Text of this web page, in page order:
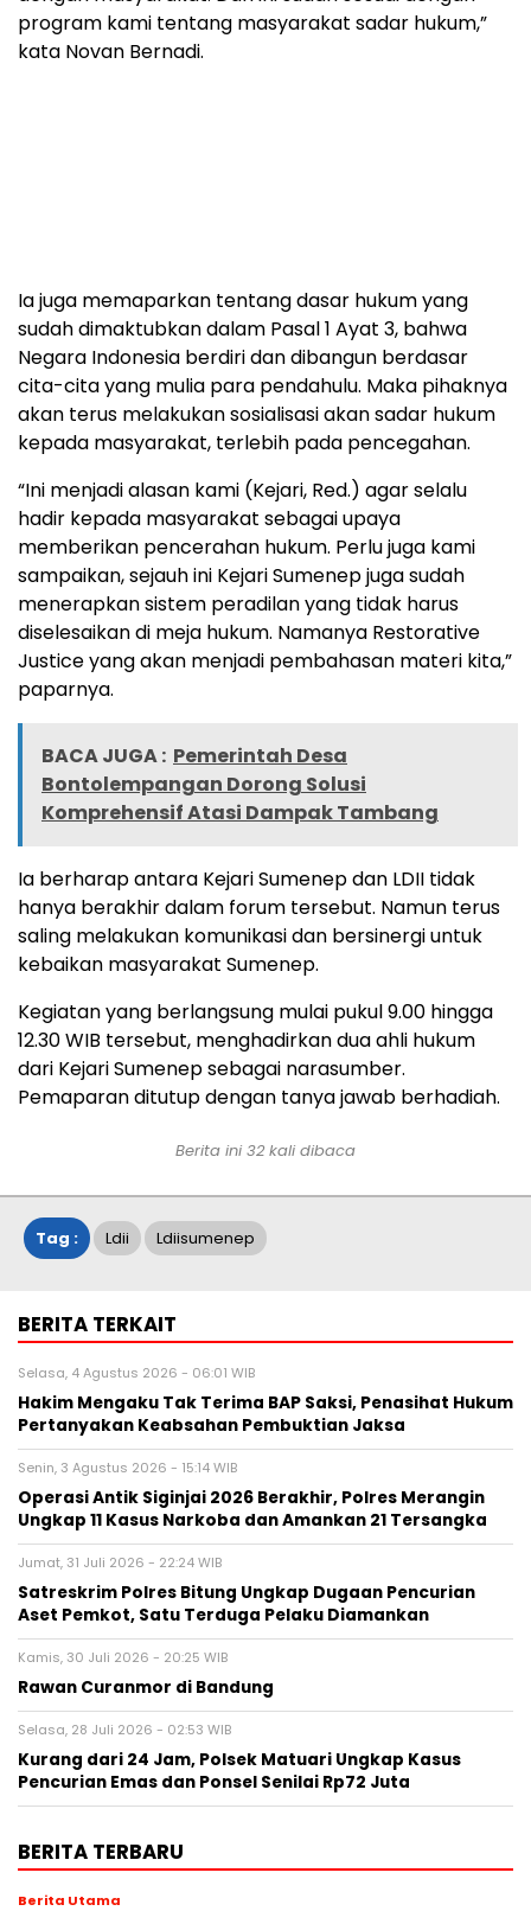
program kami tentang masyarakat sadar hukum,”
kata Novan Bernadi.
Ia juga memaparkan tentang dasar hukum yang
sudah dimaktubkan dalam Pasal 1 Ayat 3, bahwa
Negara Indonesia berdiri dan dibangun berdasar
cita-cita yang mulia para pendahulu. Maka pihaknya
akan terus melakukan sosialisasi akan sadar hukum
kepada masyarakat, terlebih pada pencegahan.
“Ini menjadi alasan kami (Kejari, Red.) agar selalu
hadir kepada masyarakat sebagai upaya
memberikan pencerahan hukum. Perlu juga kami
sampaikan, sejauh ini Kejari Sumenep juga sudah
menerapkan sistem peradilan yang tidak harus
diselesaikan di meja hukum. Namanya Restorative
Justice yang akan menjadi pembahasan materi kita,”
paparnya.
BACA JUGA : Pemerintah Desa
Bontolempangan Dorong Solusi
Komprehensif Atasi Dampak Tambang
Ia berharap antara Kejari Sumenep dan LDII tidak
hanya berakhir dalam forum tersebut. Namun terus
saling melakukan komunikasi dan bersinergi untuk
kebaikan masyarakat Sumenep.
Kegiatan yang berlangsung mulai pukul 9.00 hingga
12.30 WIB tersebut, menghadirkan dua ahli hukum
dari Kejari Sumenep sebagai narasumber.
Pemaparan ditutup dengan tanya jawab berhadiah.
Berita ini 32 kali dibaca
Tag : Ldii Ldiisumenep
BERITA TERKAIT
Selasa, 4 Agustus 2026 - 06:01 WIB
Hakim Mengaku Tak Terima BAP Saksi, Penasihat Hukum
Pertanyakan Keabsahan Pembuktian Jaksa
Senin, 3 Agustus 2026 - 15:14 WIB
Operasi Antik Siginjai 2026 Berakhir, Polres Merangin
Ungkap 11 Kasus Narkoba dan Amankan 21 Tersangka
Jumat, 31 Juli 2026 - 22:24 WIB
Satreskrim Polres Bitung Ungkap Dugaan Pencurian
Aset Pemkot, Satu Terduga Pelaku Diamankan
Kamis, 30 Juli 2026 - 20:25 WIB
Rawan Curanmor di Bandung
Selasa, 28 Juli 2026 - 02:53 WIB
Kurang dari 24 Jam, Polsek Matuari Ungkap Kasus
Pencurian Emas dan Ponsel Senilai Rp72 Juta
BERITA TERBARU
Berita Utama